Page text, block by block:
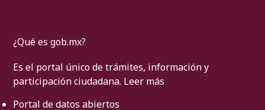
¿Qué es gob.mx?
Es el portal único de trámites, información y
participación ciudadana. Leer más
Portal de datos abiertos